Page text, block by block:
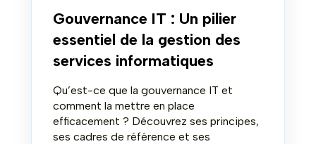
Gouvernance IT : Un pilier
essentiel de la gestion des
services informatiques
Qu’est-ce que la gouvernance IT et
comment la mettre en place
efficacement ? Découvrez ses principes,
ses cadres de référence et ses